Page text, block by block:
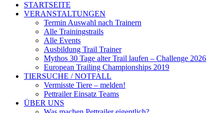
STARTSEITE
VERANSTALTUNGEN
Termin Auswahl nach Trainern
Alle Trainingstrails
Alle Events
Ausbildung Trail Trainer
Mythos 30 Tage alter Trail laufen – Challenge 2026
European Trailing Championships 2019
TIERSUCHE / NOTFALL
Vermisste Tiere – melden!
Pettrailer Einsatz Teams
ÜBER UNS